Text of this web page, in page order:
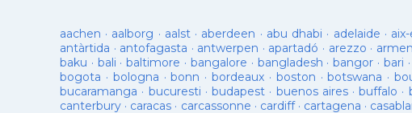
aachen · aalborg · aalst· aberdeen · abu dhabi · adelaide ·
antàrtida · antofagasta · antwerpen · apartadó · arezzo ·
baku · bali ·baltimore · bangalore · bangladesh ·bangor · bari ·
bogota · bologna ·bonn ·bordeaux · boston ·botswana ·
bucaramanga · bucuresti · budapest · buenos aires·buffalo ·
canterbury · caracas · carcassonne · cardiff· cartagena ·